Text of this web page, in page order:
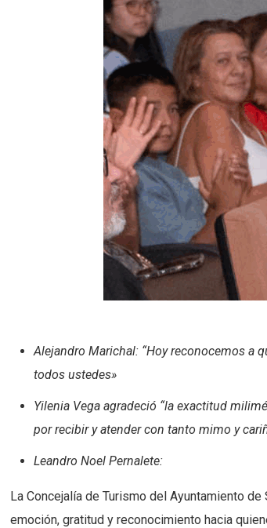
Alejandro Marichal: “Hoy reconocemos a
todos ustedes»
Yilenia Vega agradeció “la exactitud
por recibir y atender con tanto mimo y
Leandro Noel Pernalete:
La Concejalía de Turismo del Ayuntamiento
emoción, gratitud y reconocimiento hacia